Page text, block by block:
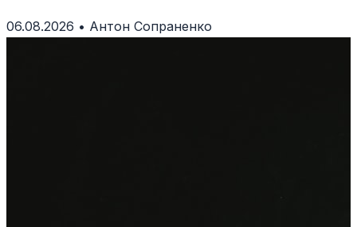
06.08.2026 • Антон Сопраненко